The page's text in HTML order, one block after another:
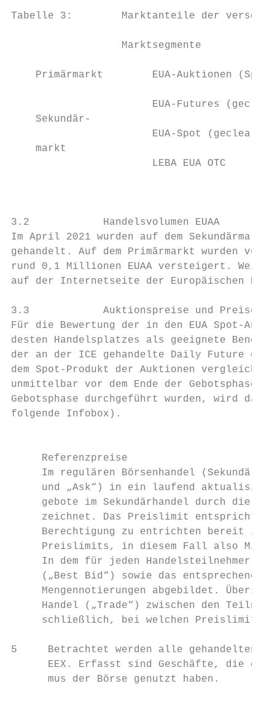
Tabelle 3:        Marktanteile der
Marktsegmente
Primärmarkt        EUA-Auktionen
EUA-Futures
    Sekundär-
EUA-Spot
    markt
LEBA EUA OTC
3.2            Handelsvolumen EUAA
Im April 2021 wurden auf dem
gehandelt. Auf dem Primärmarkt wurden von
rund 0,1 Millionen EUAA versteigert.
auf der Internetseite der Europäischen
3.3            Auktionspreise und
Für die Bewertung der in den EUA Spot-
desten Handelsplatzes als geeignete
der an der ICE gehandelte Daily Future
dem Spot-Produkt der Auktionen
unmittelbar vor dem Ende der Gebotsphase
Gebotsphase durchgeführt wurden, wird
folgende Infobox).
     Referenzpreise
Im regulären Börsenhandel
und „Ask“) in ein laufend
gebote im Sekundärhandel durch die
zeichnet. Das Preislimit entspricht
Berechtigung zu entrichten bereit
Preislimits, in diesem Fall also
In dem für jeden Handelsteilnehmer
(„Best Bid“) sowie das entsprechend
Mengennotierungen abgebildet.
Handel („Trade“) zwischen den
schließlich, bei welchen Preislimits
5     Betrachtet werden alle gehandelten
EEX. Erfasst sind Geschäfte, die
      mus der Börse genutzt haben.